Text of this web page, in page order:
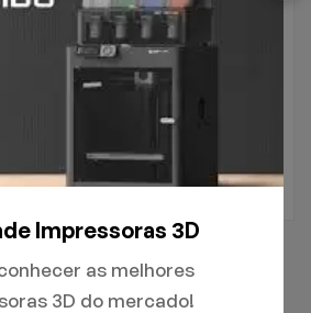
Impressoras 3D
as melhores
3D do mercado!